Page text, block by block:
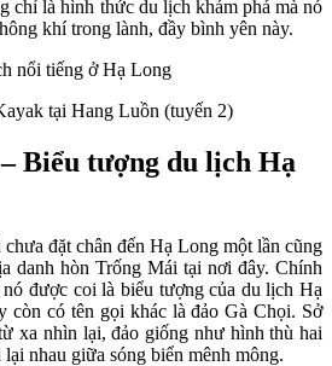
là hình thức du lịch khám phá mà nó
khí trong lành, đầy bình yên này.
tại Hang Luồn (tuyến 2)
Biểu tượng du lịch Hạ
đặt chân đến Hạ Long một lần cũng
danh hòn Trống Mái tại nơi đây. Chính
được coi là biểu tượng của du lịch Hạ
còn có tên gọi khác là đảo Gà Chọi. Sở
xa nhìn lại, đảo giống như hình thù hai
nhau giữa sóng biển mênh mông.